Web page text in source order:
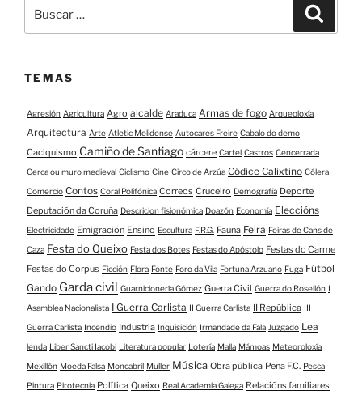
TEMAS
Agresión Agricultura Agro alcalde Araduca Armas de fogo Arqueoloxía
Arquitectura Arte Atletic Melidense Autocares Freire Cabalo do demo
Caciquismo Camiño de Santiago cárcere Cartel Castros Cencerrada
Cerca ou muro medieval Ciclismo Cine Circo de Arzúa Códice Calixtino Cólera
Comercio Contos Coral Polifónica Correos Cruceiro Demografía Deporte
Deputación da Coruña Descricion fisionómica Doazón Economía Eleccións
Electricidade Emigración Ensino Escultura F.R.G. Fauna Feira Feiras de Cans de
Caza Festa do Queixo Festa dos Botes Festas do Apóstolo Festas do Carme
Festas do Corpus Ficción Flora Fonte Foro da Vila Fortuna Arzuano Fuga Fútbol
Gando Garda civil Guarnicionería Gómez Guerra Civil Guerra do Rosellón I
Asamblea Nacionalista I Guerra Carlista II Guerra Carlista II República III
Guerra Carlista Incendio Industria Inquisición Irmandade da Fala Juzgado Lea
lenda Liber Sancti Iacobi Literatura popular Lotería Malla Mámoas Meteoroloxía
Mexillón Moeda Falsa Moncabril Muller Música Obra pública Peña F.C. Pesca
Pintura Pirotecnia Política Queixo Real Academia Galega Relacións familiares